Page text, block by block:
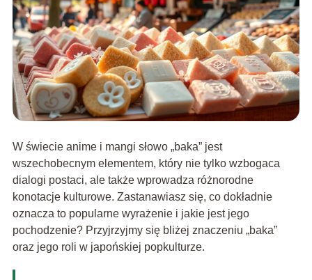
W świecie anime i mangi słowo „baka” jest
wszechobecnym elementem, który nie tylko wzbogaca
dialogi postaci, ale także wprowadza różnorodne
konotacje kulturowe. Zastanawiasz się, co dokładnie
oznacza to popularne wyrażenie i jakie jest jego
pochodzenie? Przyjrzyjmy się bliżej znaczeniu „baka”
oraz jego roli w japońskiej popkulturze.